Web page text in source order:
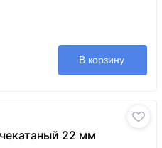
В корзину
22 мм